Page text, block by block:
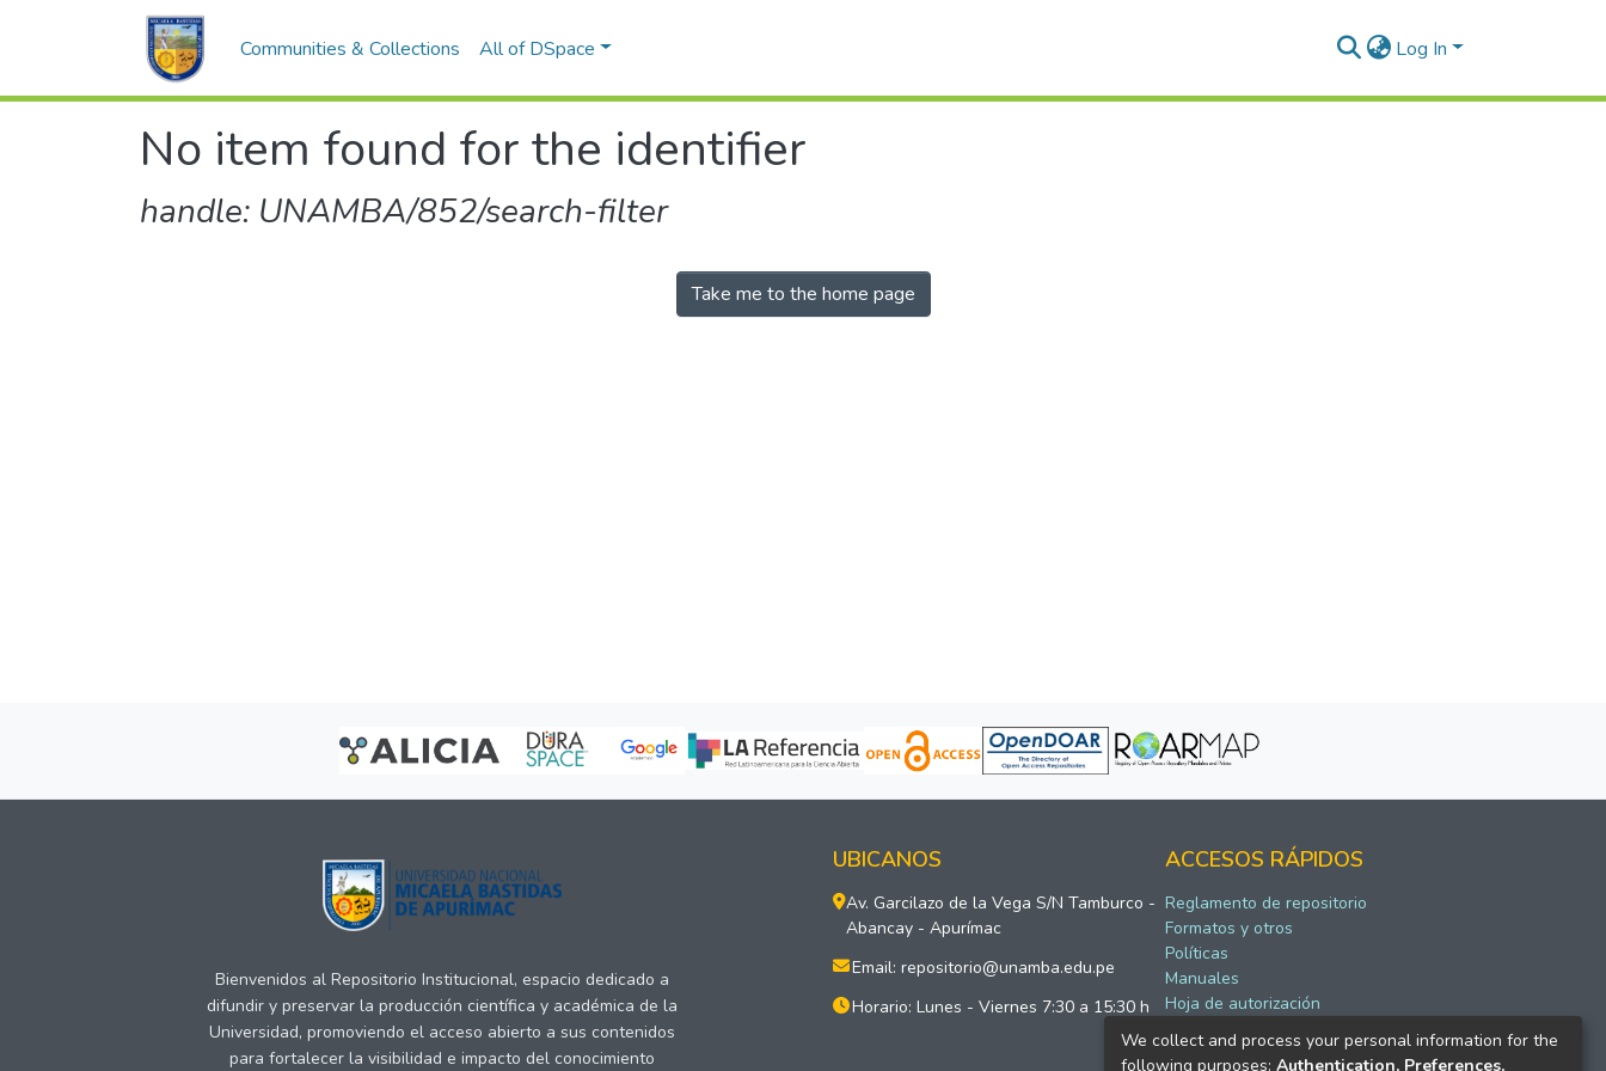
Communities & Collections All of DSpace Log In
No item found for the identifier
handle: UNAMBA/852/search-filter
Take me to the home page
Bienvenidos al Repositorio Institucional, espacio dedicado a
difundir y preservar la producción científica y académica de la
Universidad, promoviendo el acceso abierto a sus contenidos
para fortalecer la visibilidad e impacto del conocimiento
UBICANOS
Av. Garcilazo de la Vega S/N Tamburco -
Abancay - Apurímac
Email: repositorio@unamba.edu.pe
Horario: Lunes - Viernes 7:30 a 15:30 h
ACCESOS RÁPIDOS
Reglamento de repositorio
Formatos y otros
Políticas
Manuales
Hoja de autorización
We collect and process your personal information for the
following purposes: Authentication, Preferences,